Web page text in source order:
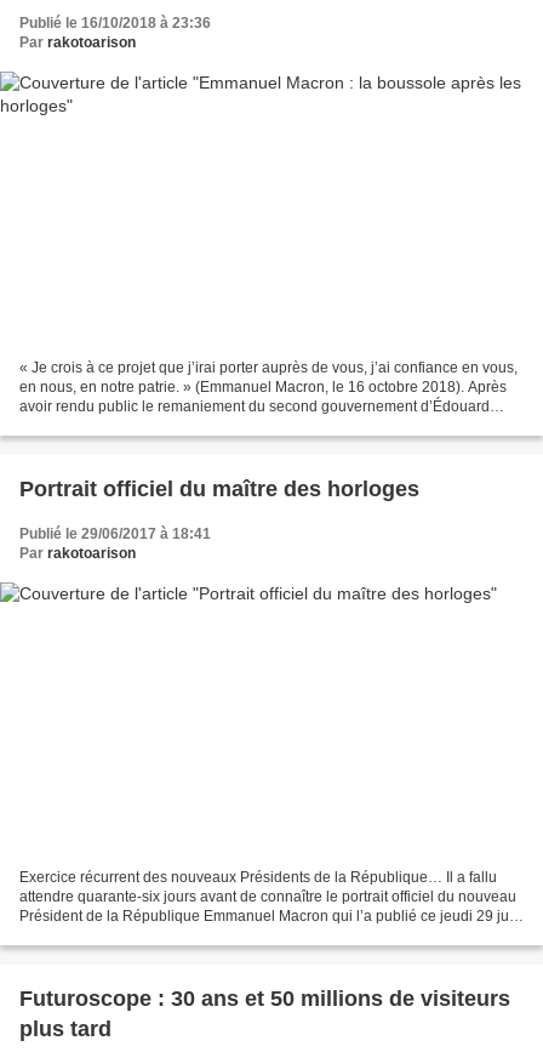
Publié le 16/10/2018 à 23:36
Par rakotoarison
« Je crois à ce projet que j’irai porter auprès de vous, j’ai confiance en vous,
en nous, en notre patrie. » (Emmanuel Macron, le 16 octobre 2018). Après
avoir rendu public le remaniement du second gouvernement d’Édouard
Portrait officiel du maître des horloges
Publié le 29/06/2017 à 18:41
Par rakotoarison
Exercice récurrent des nouveaux Présidents de la République… Il a fallu
attendre quarante-six jours avant de connaître le portrait officiel du nouveau
Président de la République Emmanuel Macron qui l’a publié ce jeudi 29 juin
Futuroscope : 30 ans et 50 millions de visiteurs
plus tard